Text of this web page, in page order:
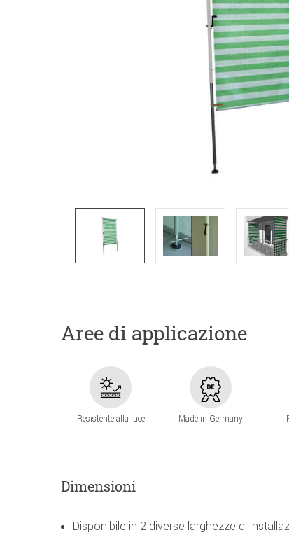
Aree di applicazione
Resistente alla luce Made in Germany
Dimensioni
Disponibile in 2 diverse larghezze di